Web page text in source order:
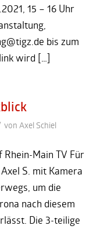
15 – 16 Uhr
bis zum
wird […]
von Axel Schiel
Rhein-Main TV Für
S. mit Kamera
um die
nach diesem
Die 3-teilige